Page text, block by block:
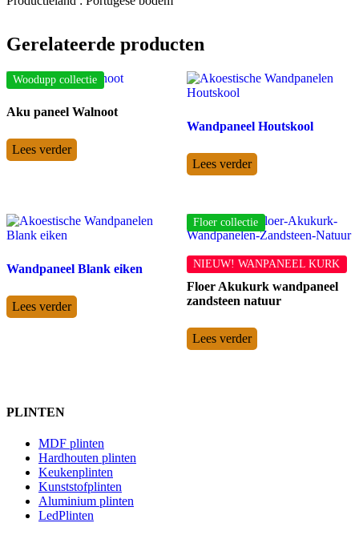
Gerelateerde producten
Woodupp collectie
Aku paneel Walnoot
Lees verder
Wandpaneel Houtskool
Lees verder
Wandpaneel Blank eiken
Lees verder
Floer collectie
NIEUW! WANPANEEL KURK
Floer Akukurk wandpaneel
zandsteen natuur
Lees verder
PLINTEN
MDF plinten
Hardhouten plinten
Keukenplinten
Kunststofplinten
Aluminium plinten
LedPlinten